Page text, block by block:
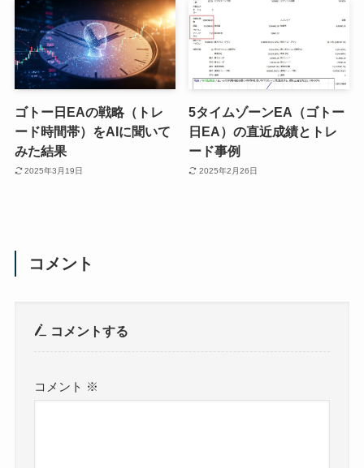
ゴトー日EAの戦略（トレ
ード時間帯）をAIに聞いて
みた結果
2025年3月19日
5タイムゾーンEA（ゴトー
日EA）の直近成績とトレ
ード事例
2025年2月26日
コメント
コメントする
コメント ※